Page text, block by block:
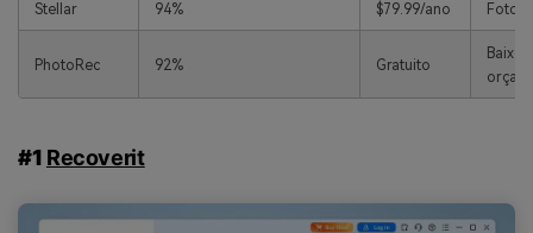
Stellar 94% $79.99/ano Fotos
PhotoRec 92% Gratuito
Baixo
#1 Recoverit